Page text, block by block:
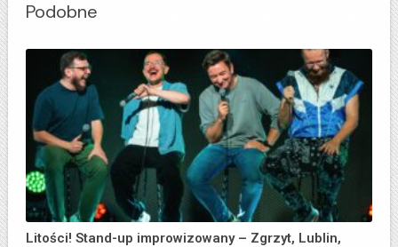
Podobne
Litości! Stand-up improwizowany – Zgrzyt, Lublin,